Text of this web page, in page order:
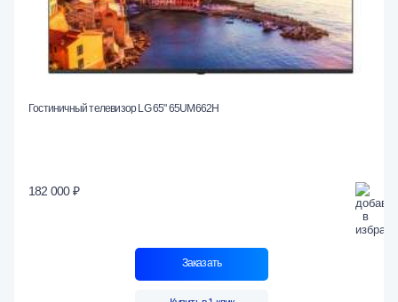
Гостиничный телевизор LG 65" 65UM662H
182 000 ₽
Заказать